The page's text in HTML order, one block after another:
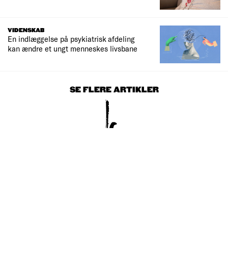
VIDENSKAB
En indlæggelse på psykiatrisk afdeling
kan ændre et ungt menneskes livsbane
SE FLERE ARTIKLER